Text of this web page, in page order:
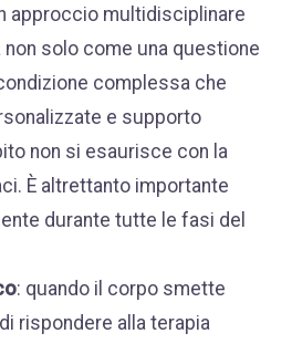
approccio multidisciplinare
non solo come una questione
complessa che
e supporto
È altrettanto importante
durante tutte le fasi del
: quando il corpo smette
rispondere alla terapia